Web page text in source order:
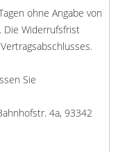
ohne Angabe von
Die Widerrufsfrist
Sie
4a, 93342